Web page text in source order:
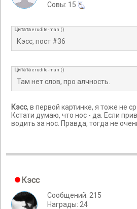
Cовы: 15
Цитатаerudite-man ()
Кэсс, пост #36
Цитатаerudite-man ()
Там нет слов, про алчность.
Кэсс, в первой картинке, я тоже не
Кстати думаю, что нос - да. Если
водить за нос. Правда, тогда не
Кэсс
Сообщений: 215
Награды: 24